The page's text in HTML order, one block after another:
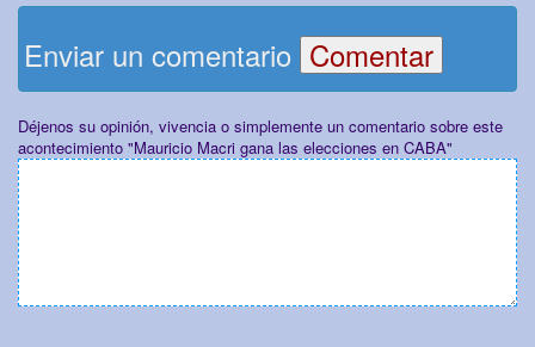
Enviar un comentario
Déjenos su opinión, vivencia o simplemente un comentario sobre este
acontecimiento "Mauricio Macri gana las elecciones en CABA"